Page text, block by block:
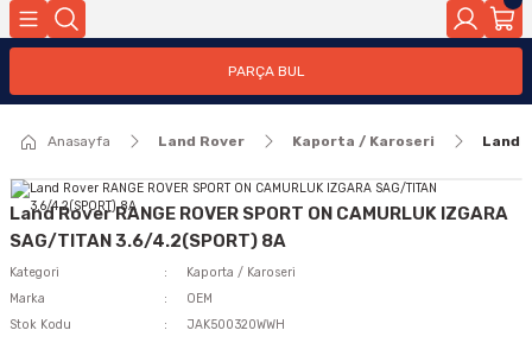
PARÇA BUL
Anasayfa Land Rover Kaporta / Karoseri Land
Land Rover RANGE ROVER SPORT ON CAMURLUK IZGARA
SAG/TITAN 3.6/4.2(SPORT) 8A
Kategori
Kaporta / Karoseri
Marka
OEM
Stok Kodu
JAK500320WWH